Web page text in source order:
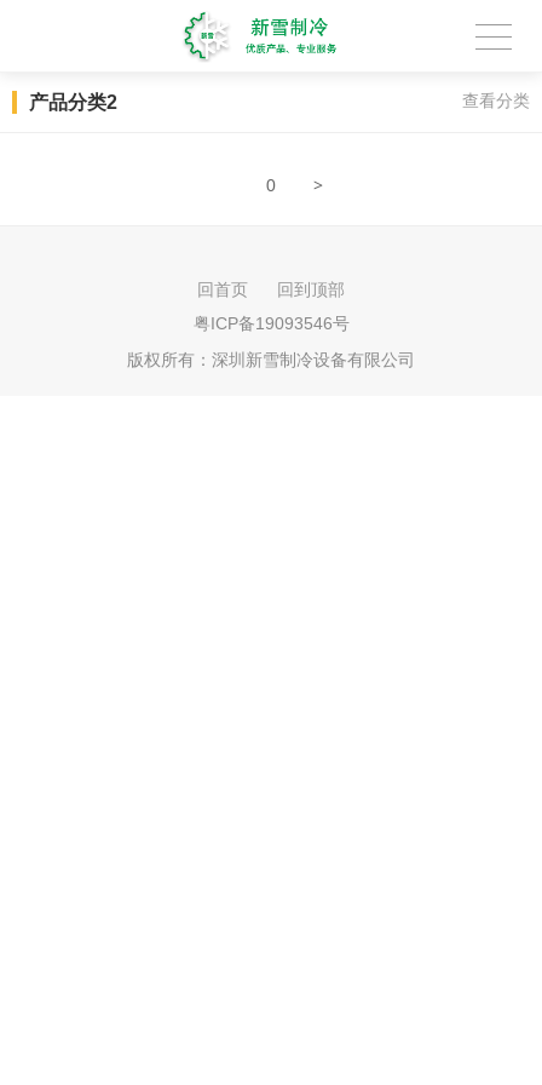
产品分类2 查看分类
0 >
回首页
回到顶部
粤ICP备19093546号
版权所有： 深圳新雪制冷设备有限公司